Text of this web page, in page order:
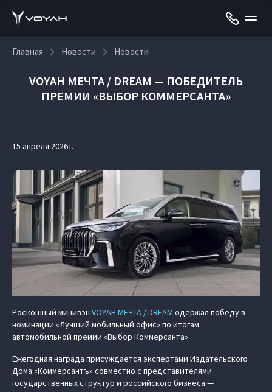
Главная Новости Новости
VOYAH МЕЧТА / DREAM — ПОБЕДИТЕЛЬ
ПРЕМИИ «ВЫБОР КОММЕРСАНТА»
15 апреля 2026 г.
Роскошный минивэн VOYAH МЕЧТА / DREAM одержал победу в
номинации «Лучший мобильный офис» по итогам
автомобильной премии «Выбор Коммерсанта».
Ежегодная награда присуждается экспертами Издательского
Дома «Коммерсантъ» совместно с представителями
государственных структур и российского бизнеса —